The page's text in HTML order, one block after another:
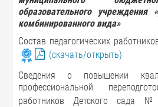
образовательного
комбинированного вида»
Состав педагогических
(скачать/открыть)
Сведения о повышении
профессиональной
работников Детского сада